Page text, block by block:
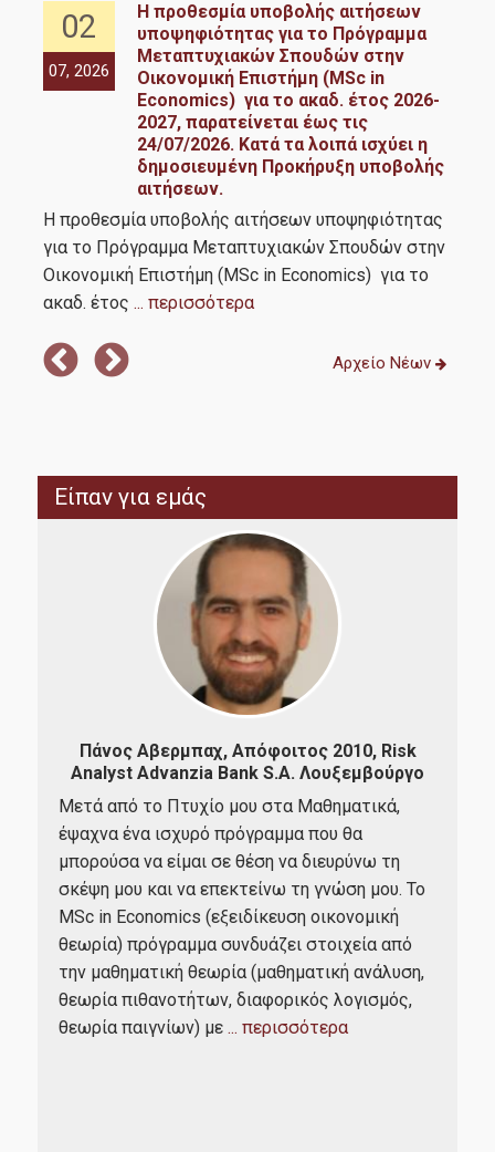
02
07, 2026
Η προθεσμία υποβολής αιτήσεων
υποψηφιότητας για το Πρόγραμμα
Μεταπτυχιακών Σπουδών στην
Οικονομική Επιστήμη (MSc in
Economics) για το ακαδ. έτος 2026-
2027, παρατείνεται έως τις
24/07/2026. Κατά τα λοιπά ισχύει η
δημοσιευμένη Προκήρυξη υποβολής
αιτήσεων.
Η προθεσμία υποβολής αιτήσεων υποψηφιότητας
για το Πρόγραμμα Μεταπτυχιακών Σπουδών στην
Οικονομική Επιστήμη (MSc in Economics) για το
ακαδ. έτος ... περισσότερα
Αρχείο Νέων
Είπαν για εμάς
Πάνος Aβερμπαχ, Απόφοιτος 2010, Risk
Analyst Advanzia Bank S.A. Λουξεμβούργο
Μετά από το Πτυχίο μου στα Μαθηματικά,
έψαχνα ένα ισχυρό πρόγραμμα που θα
μπορούσα να είμαι σε θέση να διευρύνω τη
σκέψη μου και να επεκτείνω τη γνώση μου. Το
MSc in Economics (εξειδίκευση οικονομική
θεωρία) πρόγραμμα συνδυάζει στοιχεία από
την μαθηματική θεωρία (μαθηματική ανάλυση,
θεωρία πιθανοτήτων, διαφορικός λογισμός,
θεωρία παιγνίων) με ... περισσότερα